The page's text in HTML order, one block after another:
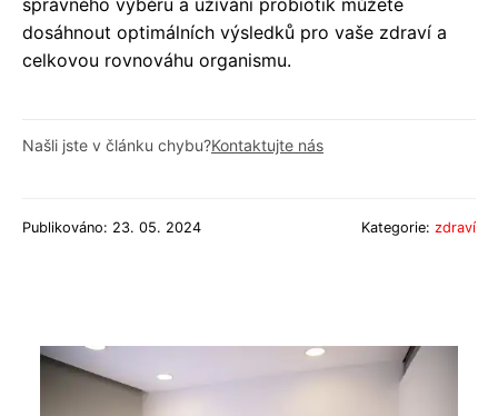
dosáhnout optimálních výsledků pro vaše zdraví a
celkovou rovnováhu organismu.
Našli jste v článku chybu?Kontaktujte nás
Publikováno: 23. 05. 2024 Kategorie: zdraví